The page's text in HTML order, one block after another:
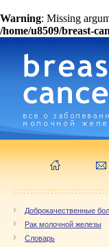
Warning: Missing
/home/u8509/breast-
Доброкачественные
Рак молочной железы
Словарь